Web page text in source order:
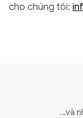
cho chúng tôi:
...và